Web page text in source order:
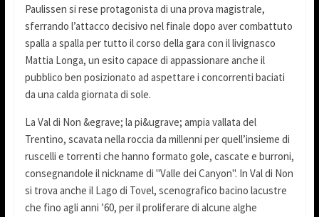
Paulissen si rese protagonista di una prova magistrale,
sferrando l’attacco decisivo nel finale dopo aver combattuto
spalla a spalla per tutto il corso della gara con il livignasco
Mattia Longa, un esito capace di appassionare anche il
pubblico ben posizionato ad aspettare i concorrenti baciati
da una calda giornata di sole.
La Val di Non &egrave; la pi&ugrave; ampia vallata del
Trentino, scavata nella roccia da millenni per quell’insieme di
ruscelli e torrenti che hanno formato gole, cascate e burroni,
consegnandole il nickname di "Valle dei Canyon". In Val di Non
si trova anche il Lago di Tovel, scenografico bacino lacustre
che fino agli anni ’60, per il proliferare di alcune alghe